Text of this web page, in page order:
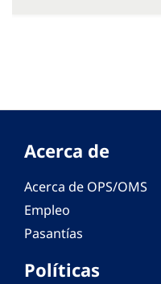
Acerca de
Acerca de OPS/OMS
Empleo
Pasantías
Políticas